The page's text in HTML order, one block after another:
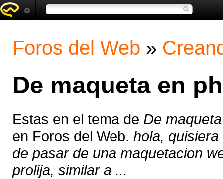
Foros del Web »
De maqueta en
Estas en el tema de De
en Foros del Web. hola,
de pasar de una maquetacion
prolija, similar a ...